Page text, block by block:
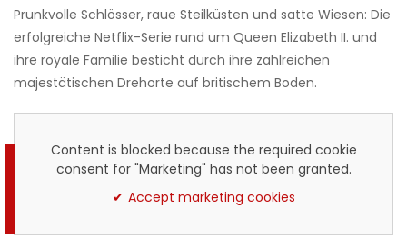
Prunkvolle Schlösser, raue Steilküsten und satte Wiesen: Die
erfolgreiche Netflix-Serie rund um Queen Elizabeth II. und
ihre royale Familie besticht durch ihre zahlreichen
majestätischen Drehorte auf britischem Boden.
Content is blocked because the required cookie
consent for "Marketing" has not been granted.
Accept marketing cookies